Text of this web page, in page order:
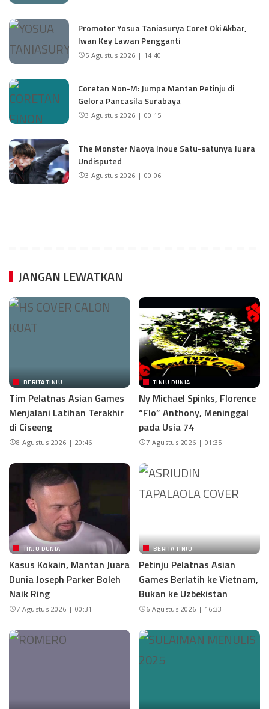
Promotor Yosua Taniasurya Coret Oki Akbar,
Iwan Key Lawan Pengganti
5 Agustus 2026 | 14:40
Coretan Non-M: Jumpa Mantan Petinju di
Gelora Pancasila Surabaya
3 Agustus 2026 | 00:15
The Monster Naoya Inoue Satu-satunya Juara
Undisputed
3 Agustus 2026 | 00:06
JANGAN LEWATKAN
BERITA TINJU
Tim Pelatnas Asian Games
Menjalani Latihan Terakhir
di Ciseeng
8 Agustus 2026 | 20:46
TINJU DUNIA
Ny Michael Spinks, Florence
“Flo” Anthony, Meninggal
pada Usia 74
7 Agustus 2026 | 01:35
TINJU DUNIA
Kasus Kokain, Mantan Juara
Dunia Joseph Parker Boleh
Naik Ring
7 Agustus 2026 | 00:31
BERITA TINJU
Petinju Pelatnas Asian
Games Berlatih ke Vietnam,
Bukan ke Uzbekistan
6 Agustus 2026 | 16:33